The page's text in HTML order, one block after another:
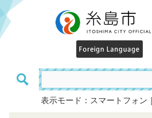
表示モード：スマートフォン｜